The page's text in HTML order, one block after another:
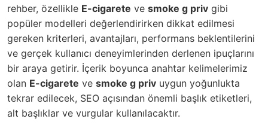
rehber, özellikle E-cigarete ve smoke g priv gibi
popüler modelleri değerlendirirken dikkat edilmesi
gereken kriterleri, avantajları, performans beklentilerini
ve gerçek kullanıcı deneyimlerinden derlenen ipuçlarını
bir araya getirir. İçerik boyunca anahtar kelimelerimiz
olan E-cigarete ve smoke g priv uygun yoğunlukta
tekrar edilecek, SEO açısından önemli başlık etiketleri,
alt başlıklar ve vurgular kullanılacaktır.